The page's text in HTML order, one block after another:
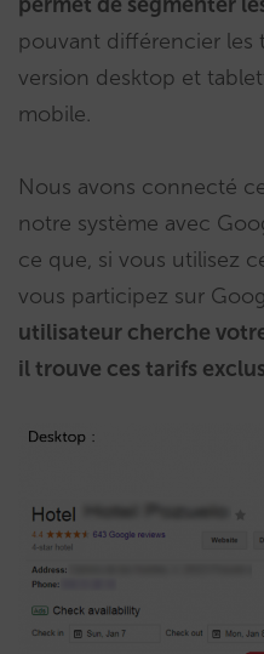
pouvant différencier les
version desktop et
mobile.
Nous avons connecté
notre système avec
ce que, si vous utilisez
vous participez sur
utilisateur cherche
il trouve ces tarifs